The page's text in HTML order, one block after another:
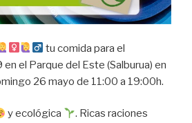
tu comida para el
en el Parque del Este (Salburua) en
26 mayo de 11:00 a 19:00h.
y ecológica
. Ricas raciones